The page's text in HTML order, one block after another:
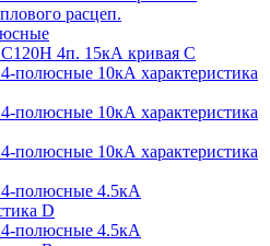
расцеп.
4п. 15кА кривая C
полюсные 10кА характеристика
полюсные 10кА характеристика
полюсные 10кА характеристика
полюсные 4.5кА
D
полюсные 4.5кА